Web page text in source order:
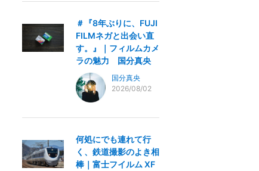
＃『8年ぶりに、FUJI
FILMネガと出会い直
す。』｜フィルムカメ
ラの魅力 国分真央
国分真央
2026/08/02
何処にでも連れて行
く、鉄道撮影のよき相
棒｜富士フイルム XF